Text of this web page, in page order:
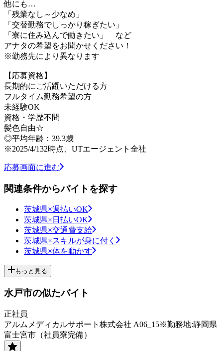
他にも…
「残業なし～少なめ」
「交替勤務でしっかり稼ぎたい」
「寮に住み込んで働きたい」 など
アナタの希望をお聞かせください！
※勤務先により異なります
【応募資格】
長期的にご活躍いただける方
フルタイム勤務希望の方
未経験OK
資格・学歴不問
髪色自由☆
◎平均年齢：39.3歳
※2025/4/132時点、UTエージェント全社
応募画面に進む
関連条件からバイトを探す
茨城県×週払いOK
茨城県×日払いOK
茨城県×交通費支給
茨城県×スキルが身に付く
茨城県×体を動かす
もっと見る
水戸市の似たバイト
正社員
アルムメディカルサポート株式会社 A06_15※勤務地:静岡県
富士宮市（社員寮完備）